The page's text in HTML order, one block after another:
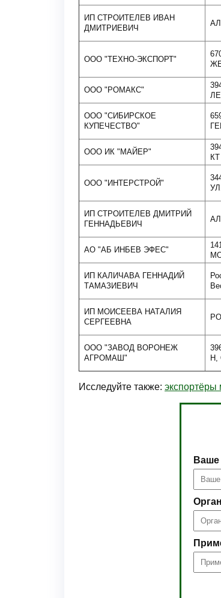
ИП СТРОИТЕЛЕВ ИВАН
ДМИТРИЕВИЧ
ООО "ТЕХНО-ЭКСПОРТ"
ООО "РОМАКС"
ООО "СИБИРСКОЕ
КУПЕЧЕСТВО"
ООО ИК "МАЙЕР"
ООО "ИНТЕРСТРОЙ"
ИП СТРОИТЕЛЕВ ДМИТРИЙ
ГЕННАДЬЕВИЧ
АО "АБ ИНБЕВ ЭФЕС"
ИП КАЛИЧАВА ГЕННАДИЙ
ТАМАЗИЕВИЧ
ИП МОИСЕЕВА НАТАЛИЯ
СЕРГЕЕВНА
ООО "ЗАВОД ВОРОНЕЖ
АГРОМАШ"
Н,
Исследуйте также: экспортёры